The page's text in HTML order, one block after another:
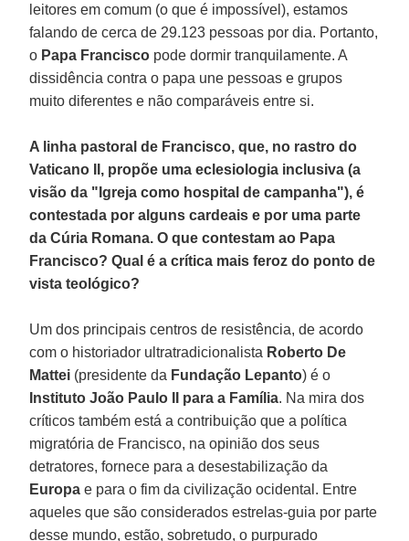
leitores em comum (o que é impossível), estamos
falando de cerca de 29.123 pessoas por dia. Portanto,
o Papa Francisco pode dormir tranquilamente. A
dissidência contra o papa une pessoas e grupos
muito diferentes e não comparáveis entre si.
A linha pastoral de Francisco, que, no rastro do
Vaticano II, propõe uma eclesiologia inclusiva (a
visão da "Igreja como hospital de campanha"), é
contestada por alguns cardeais e por uma parte
da Cúria Romana. O que contestam ao Papa
Francisco? Qual é a crítica mais feroz do ponto de
vista teológico?
Um dos principais centros de resistência, de acordo
com o historiador ultratradicionalista Roberto De
Mattei (presidente da Fundação Lepanto) é o
Instituto João Paulo II para a Família. Na mira dos
críticos também está a contribuição que a política
migratória de Francisco, na opinião dos seus
detratores, fornece para a desestabilização da
Europa e para o fim da civilização ocidental. Entre
aqueles que são considerados estrelas-guia por parte
desse mundo, estão, sobretudo, o purpurado